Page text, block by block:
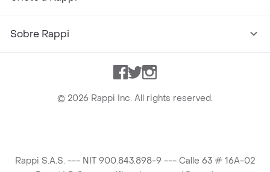
Sobre Rappi
Facebook
TwitterInstagram
© 2026 Rappi Inc. All rights reserved.
Rappi S.A.S. --- NIT 900.843.898-9 --- Calle 63 # 16A-02